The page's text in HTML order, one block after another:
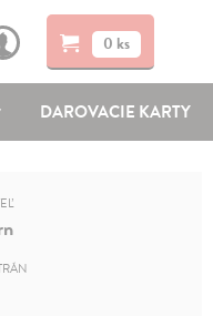
0 ks
DAROVACIE KARTY